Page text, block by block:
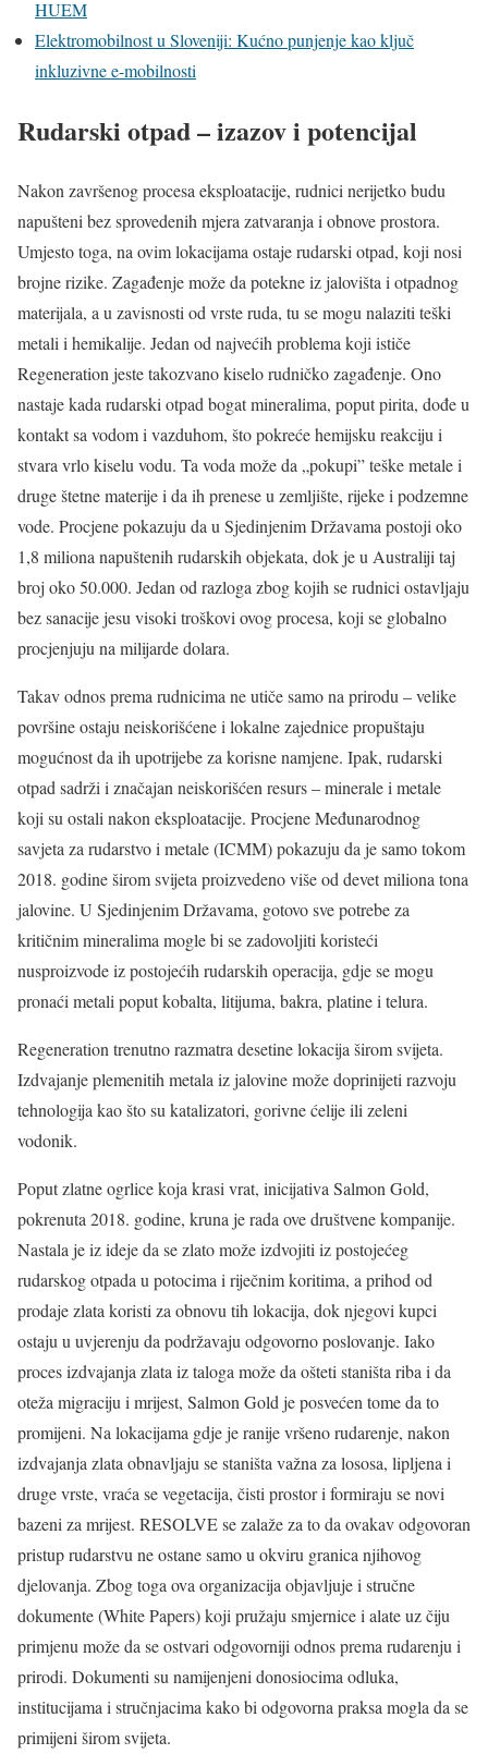
HUEM
Elektromobilnost u Sloveniji: Kućno punjenje kao ključ
inkluzivne e-mobilnosti
Rudarski otpad – izazov i potencijal
Nakon završenog procesa eksploatacije, rudnici nerijetko budu
napušteni bez sprovedenih mjera zatvaranja i obnove prostora.
Umjesto toga, na ovim lokacijama ostaje rudarski otpad, koji nosi
brojne rizike. Zagađenje može da potekne iz jalovišta i otpadnog
materijala, a u zavisnosti od vrste ruda, tu se mogu nalaziti teški
metali i hemikalije. Jedan od najvećih problema koji ističe
Regeneration jeste takozvano kiselo rudničko zagađenje. Ono
nastaje kada rudarski otpad bogat mineralima, poput pirita, dođe u
kontakt sa vodom i vazduhom, što pokreće hemijsku reakciju i
stvara vrlo kiselu vodu. Ta voda može da „pokupi” teške metale i
druge štetne materije i da ih prenese u zemljište, rijeke i podzemne
vode. Procjene pokazuju da u Sjedinjenim Državama postoji oko
1,8 miliona napuštenih rudarskih objekata, dok je u Australiji taj
broj oko 50.000. Jedan od razloga zbog kojih se rudnici ostavljaju
bez sanacije jesu visoki troškovi ovog procesa, koji se globalno
procjenjuju na milijarde dolara.
Takav odnos prema rudnicima ne utiče samo na prirodu – velike
površine ostaju neiskorišćene i lokalne zajednice propuštaju
mogućnost da ih upotrijebe za korisne namjene. Ipak, rudarski
otpad sadrži i značajan neiskorišćen resurs – minerale i metale
koji su ostali nakon eksploatacije. Procjene Međunarodnog
savjeta za rudarstvo i metale (ICMM) pokazuju da je samo tokom
2018. godine širom svijeta proizvedeno više od devet miliona tona
jalovine. U Sjedinjenim Državama, gotovo sve potrebe za
kritičnim mineralima mogle bi se zadovoljiti koristeći
nusproizvode iz postojećih rudarskih operacija, gdje se mogu
pronaći metali poput kobalta, litijuma, bakra, platine i telura.
Regeneration trenutno razmatra desetine lokacija širom svijeta.
Izdvajanje plemenitih metala iz jalovine može doprinijeti razvoju
tehnologija kao što su katalizatori, gorivne ćelije ili zeleni
vodonik.
Poput zlatne ogrlice koja krasi vrat, inicijativa Salmon Gold,
pokrenuta 2018. godine, kruna je rada ove društvene kompanije.
Nastala je iz ideje da se zlato može izdvojiti iz postojećeg
rudarskog otpada u potocima i riječnim koritima, a prihod od
prodaje zlata koristi za obnovu tih lokacija, dok njegovi kupci
ostaju u uvjerenju da podržavaju odgovorno poslovanje. Iako
proces izdvajanja zlata iz taloga može da ošteti staništa riba i da
oteža migraciju i mrijest, Salmon Gold je posvećen tome da to
promijeni. Na lokacijama gdje je ranije vršeno rudarenje, nakon
izdvajanja zlata obnavljaju se staništa važna za lososa, lipljena i
druge vrste, vraća se vegetacija, čisti prostor i formiraju se novi
bazeni za mrijest. RESOLVE se zalaže za to da ovakav odgovoran
pristup rudarstvu ne ostane samo u okviru granica njihovog
djelovanja. Zbog toga ova organizacija objavljuje i stručne
dokumente (White Papers) koji pružaju smjernice i alate uz čiju
primjenu može da se ostvari odgovorniji odnos prema rudarenju i
prirodi. Dokumenti su namijenjeni donosiocima odluka,
institucijama i stručnjacima kako bi odgovorna praksa mogla da se
primijeni širom svijeta.